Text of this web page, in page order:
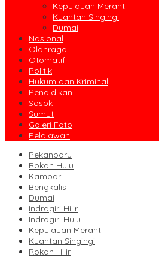
Kepulauan Meranti
Kuantan Singingi
Dumai
Nasional
Olahraga
Otomatif
Politik
Hukum dan Kriminal
Pendidikan
Sosok
Sumut
Galeri Foto
Pelalawan
Pekanbaru
Rokan Hulu
Kampar
Bengkalis
Dumai
Indragiri Hilir
Indragiri Hulu
Kepulauan Meranti
Kuantan Singingi
Rokan Hilir